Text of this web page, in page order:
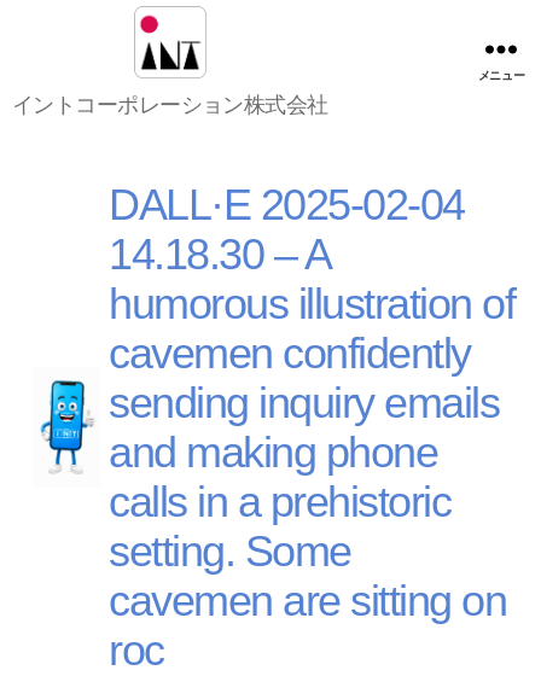
ン
ー
ポ
レ
ー
シ
ン
式
会
社
イントコーポレーション株式会社
メニュー
DALL·E 2025-02-04
14.18.30 – A
humorous illustration of
cavemen confidently
sending inquiry emails
and making phone
calls in a prehistoric
setting. Some
cavemen are sitting on
roc